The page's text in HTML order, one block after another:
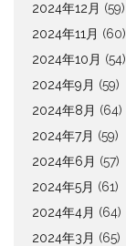
2024年12月 (59)
2024年11月 (60)
2024年10月 (54)
2024年9月 (59)
2024年8月 (64)
2024年7月 (59)
2024年6月 (57)
2024年5月 (61)
2024年4月 (64)
2024年3月 (65)